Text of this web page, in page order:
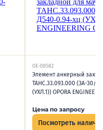
OE-08582
Элемент анкерный
ТАНС.33.093.000 (ЗА-30/
(УХЛ.1)) OPORA
Цена по запросу
Посмотреть